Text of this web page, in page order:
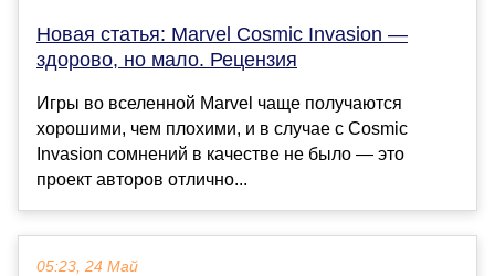
Новая статья: Marvel Cosmic Invasion —
здорово, но мало. Рецензия
Игры во вселенной Marvel чаще получаются
хорошими, чем плохими, и в случае с Cosmic
Invasion сомнений в качестве не было — это
проект авторов отлично...
05:23, 24 Май